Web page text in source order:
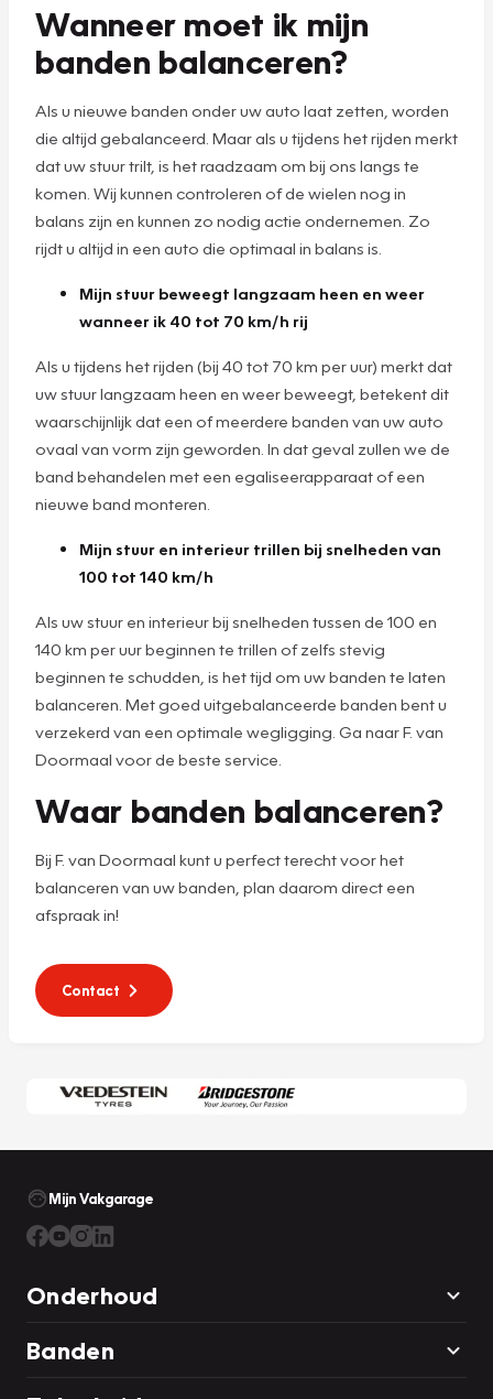
Wanneer moet ik mijn
banden balanceren?
Als u nieuwe banden onder uw auto laat zetten, worden
die altijd gebalanceerd. Maar als u tijdens het rijden merkt
dat uw stuur trilt, is het raadzaam om bij ons langs te
komen. Wij kunnen controleren of de wielen nog in
balans zijn en kunnen zo nodig actie ondernemen. Zo
rijdt u altijd in een auto die optimaal in balans is.
Mijn stuur beweegt langzaam heen en weer
wanneer ik 40 tot 70 km/h rij
Als u tijdens het rijden (bij 40 tot 70 km per uur) merkt dat
uw stuur langzaam heen en weer beweegt, betekent dit
waarschijnlijk dat een of meerdere banden van uw auto
ovaal van vorm zijn geworden. In dat geval zullen we de
band behandelen met een egaliseerapparaat of een
nieuwe band monteren.
Mijn stuur en interieur trillen bij snelheden van
100 tot 140 km/h
Als uw stuur en interieur bij snelheden tussen de 100 en
140 km per uur beginnen te trillen of zelfs stevig
beginnen te schudden, is het tijd om uw banden te laten
balanceren. Met goed uitgebalanceerde banden bent u
verzekerd van een optimale wegligging. Ga naar F. van
Doormaal voor de beste service.
Waar banden balanceren?
Bij F. van Doormaal kunt u perfect terecht voor het
balanceren van uw banden, plan daarom direct een
afspraak in!
Contact
Mijn Vakgarage
Onderhoud
Banden